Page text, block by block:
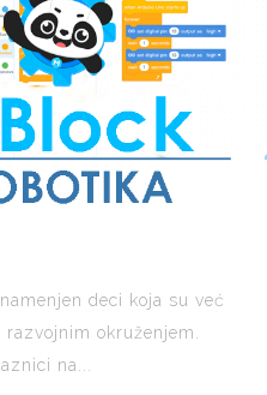
deci koja su već
okruženjem.
na...